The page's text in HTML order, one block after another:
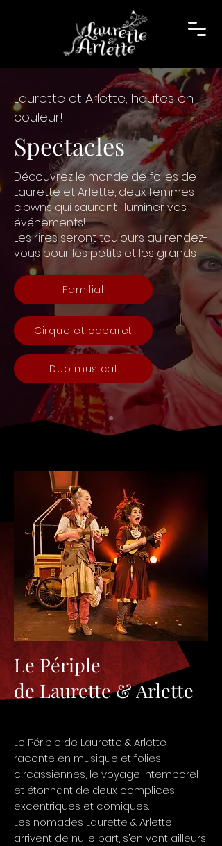
Laurette et Arlette, hautes en
couleur!
Spectacles
Découvrez le monde de folies de
Laurette et Arlette, deux femmes
clowns qui sauront illuminer vos
événements!
Les rires seront toujours au rendez-
vous pour les petits et les grands !
Familial
Cirque et cabaret
Duo musical
Le Périple
de Laurette & Arlette
Le Périple de Laurette & Arlette
raconte en musique et folies
circassiennes, le voyage intemporel
et étonnant de deux complices
excentriques et comiques.
Les nomades Laurette & Arlette
arrivent de nulle part, s’en vont ailleurs